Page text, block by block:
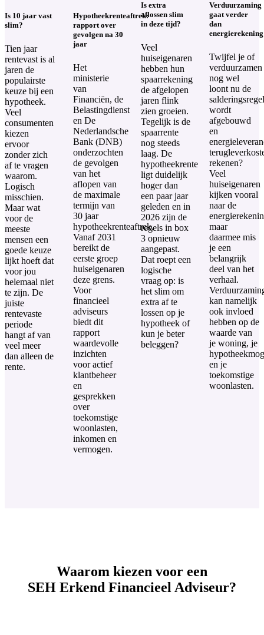
Is 10 jaar vast
slim?
Tien jaar
rentevast is al
jaren de
populairste
keuze bij een
hypotheek.
Veel
consumenten
kiezen
ervoor
zonder zich
af te vragen
waarom.
Logisch
misschien.
Maar wat
voor de
meeste
mensen een
goede keuze
lijkt hoeft dat
voor jou
helemaal niet
te zijn. De
juiste
rentevaste
periode
hangt af van
veel meer
dan alleen de
rente.
Hypotheekrenteaftrek:
rapport over
gevolgen na 30
jaar
Het
ministerie
van
Financiën, de
Belastingdienst
en De
Nederlandsche
Bank (DNB)
onderzochten
de gevolgen
van het
aflopen van
de maximale
termijn van
30 jaar
hypotheekrenteaftrek.
Vanaf 2031
bereikt de
eerste groep
huiseigenaren
deze grens.
Voor
financieel
adviseurs
biedt dit
rapport
waardevolle
inzichten
voor actief
klantbeheer
en
gesprekken
over
toekomstige
woonlasten,
inkomen en
vermogen.
Is extra
aflossen slim
in deze tijd?
Veel
huiseigenaren
hebben hun
spaarrekening
de afgelopen
jaren flink
zien groeien.
Tegelijk is de
spaarrente
nog steeds
laag. De
hypotheekrente
ligt duidelijk
hoger dan
een paar jaar
geleden en in
2026 zijn de
regels in box
3 opnieuw
aangepast.
Dat roept een
logische
vraag op: is
het slim om
extra af te
lossen op je
hypotheek of
kun je beter
beleggen?
Verduurzaming
gaat verder
dan
energierekening
Twijfel je of
verduurzamen
nog wel
loont nu de
wordt
afgebouwd
en
rekenen?
Veel
huiseigenaren
kijken vooral
naar de
maar
daarmee mis
je een
belangrijk
deel van het
verhaal.
kan namelijk
ook invloed
hebben op de
waarde van
je woning, je
en je
toekomstige
woonlasten.
Waarom kiezen voor een
SEH Erkend Financieel Adviseur?